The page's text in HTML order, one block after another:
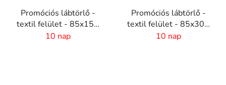
Promóciós lábtörlő -
textil felület - 85x150
cm
10 nap
Promóciós lábtörlő -
textil felület - 85x300
cm
10 nap